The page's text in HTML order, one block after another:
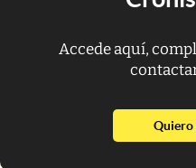
Accede aquí,